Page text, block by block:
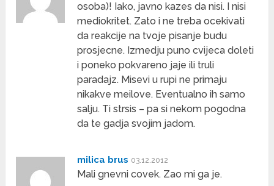
osoba)! Iako, javno kazes da nisi. I nisi
mediokritet. Zato i ne treba ocekivati
da reakcije na tvoje pisanje budu
prosjecne. Izmedju puno cvijeca doleti
i poneko pokvareno jaje ili truli
paradajz. Misevi u rupi ne primaju
nikakve meilove. Eventualno ih samo
salju. Ti strsis – pa si nekom pogodna
da te gadja svojim jadom.
milica brus 03.12.2012
Mali gnevni covek. Zao mi ga je.